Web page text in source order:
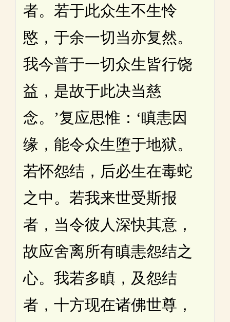
者。若于此众生不生怜
愍，于余一切当亦复然。
我今普于一切众生皆行饶
益，是故于此决当慈
念。’复应思惟：‘瞋恚因
缘，能令众生堕于地狱。
若怀怨结，后必生在毒蛇
之中。若我来世受斯报
者，当令彼人深快其意，
故应舍离所有瞋恚怨结之
心。我若多瞋，及怨结
者，十方现在诸佛世尊，